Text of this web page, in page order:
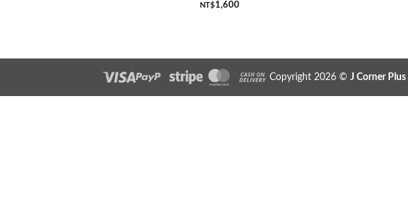
NT$1,600
Copyright 2026 © J Corner Plus